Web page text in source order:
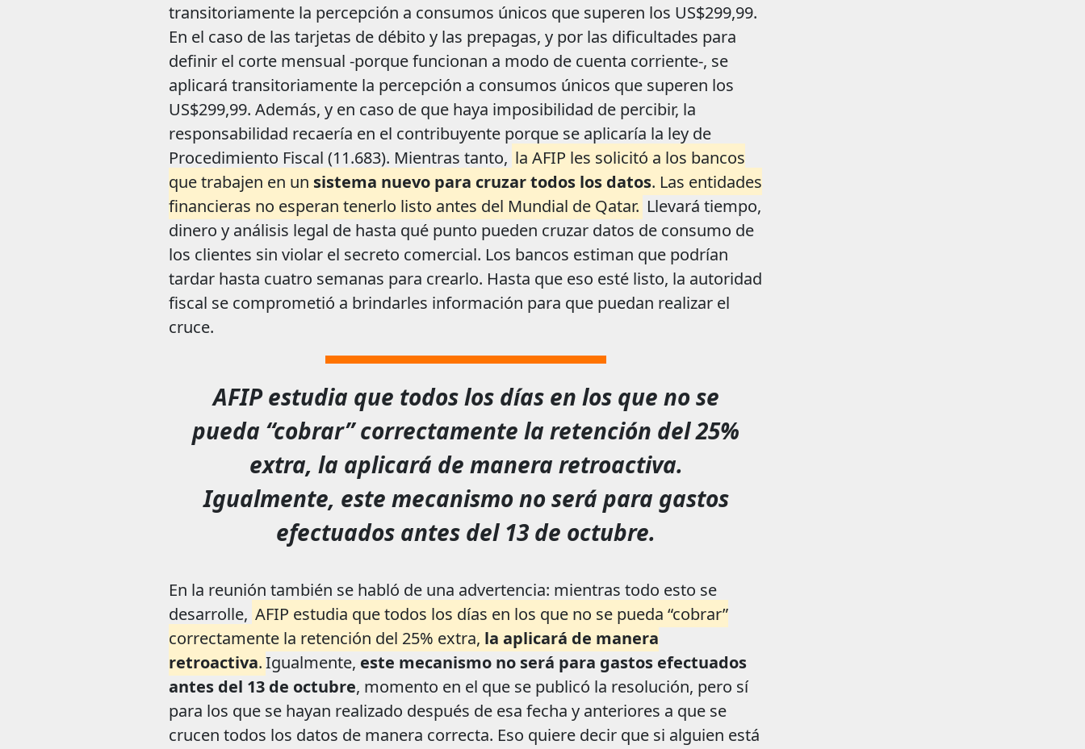
transitoriamente la percepción a consumos únicos que superen los US$299,99.
En el caso de las tarjetas de débito y las prepagas, y por las dificultades para
definir el corte mensual -porque funcionan a modo de cuenta corriente-, se
aplicará transitoriamente la percepción a consumos únicos que superen los
US$299,99. Además, y en caso de que haya imposibilidad de percibir, la
responsabilidad recaería en el contribuyente porque se aplicaría la ley de
Procedimiento Fiscal (11.683). Mientras tanto, la AFIP les solicitó a los bancos
que trabajen en un sistema nuevo para cruzar todos los datos. Las entidades
financieras no esperan tenerlo listo antes del Mundial de Qatar. Llevará tiempo,
dinero y análisis legal de hasta qué punto pueden cruzar datos de consumo de
los clientes sin violar el secreto comercial. Los bancos estiman que podrían
tardar hasta cuatro semanas para crearlo. Hasta que eso esté listo, la autoridad
fiscal se comprometió a brindarles información para que puedan realizar el
cruce.
AFIP estudia que todos los días en los que no se
pueda “cobrar” correctamente la retención del 25%
extra, la aplicará de manera retroactiva.
Igualmente, este mecanismo no será para gastos
efectuados antes del 13 de octubre.
En la reunión también se habló de una advertencia: mientras todo esto se
desarrolle, AFIP estudia que todos los días en los que no se pueda “cobrar”
correctamente la retención del 25% extra, la aplicará de manera
retroactiva.Igualmente, este mecanismo no será para gastos efectuados
antes del 13 de octubre, momento en el que se publicó la resolución, pero sí
para los que se hayan realizado después de esa fecha y anteriores a que se
crucen todos los datos de manera correcta. Eso quiere decir que si alguien está